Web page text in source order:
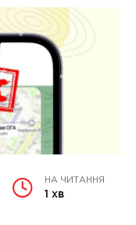
НА ЧИТАННЯ
1 хв